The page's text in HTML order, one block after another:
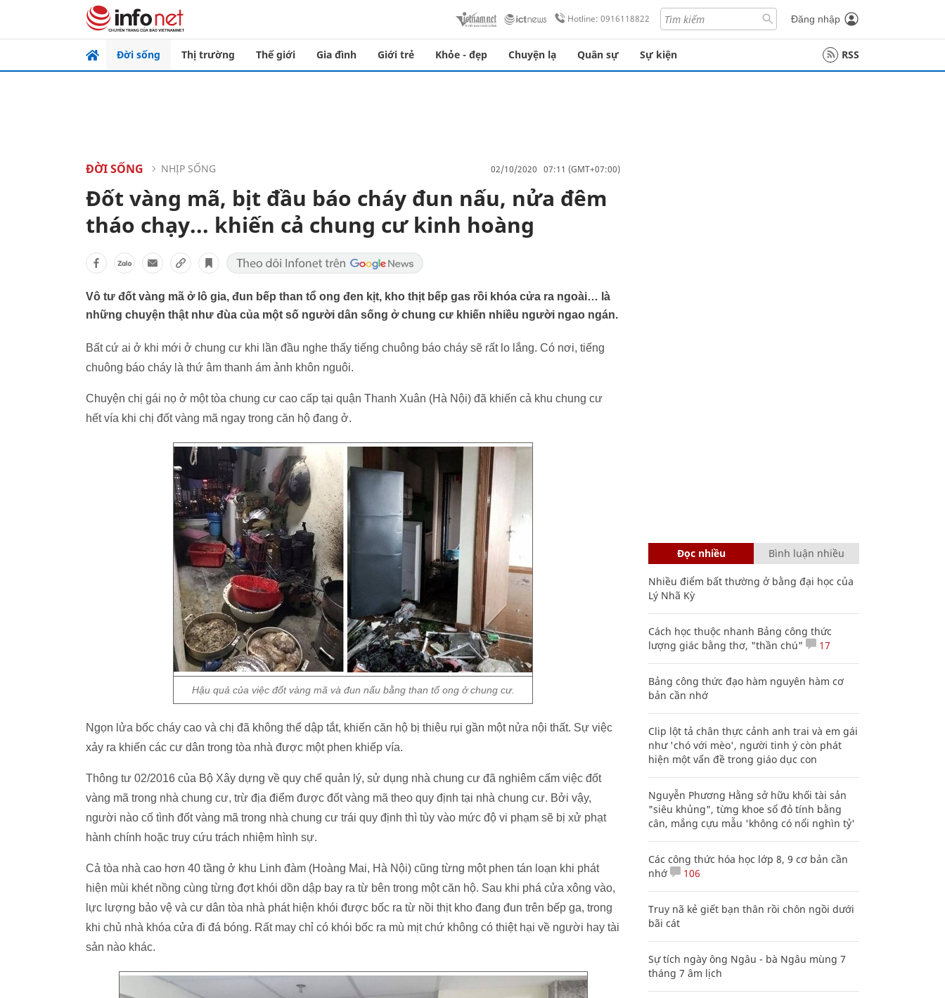
Hotline: 0916118822 Đăng nhập
Đời sống Thị trường Thế giới Gia đình Giới trẻ Khỏe - đẹp Chuyện lạ Quân sự Sự kiện RSS
ĐỜI SỐNG NHỊP SỐNG 02/10/2020 07:11 (GMT+07:00)
Đốt vàng mã, bịt đầu báo cháy đun nấu, nửa đêm
tháo chạy... khiến cả chung cư kinh hoàng
Vô tư đốt vàng mã ở lô gia, đun bếp than tổ ong đen kịt, kho thịt bếp gas rồi khóa cửa ra ngoài… là
những chuyện thật như đùa của một số người dân sống ở chung cư khiến nhiều người ngao ngán.
Bất cứ ai ở khi mới ở chung cư khi lần đầu nghe thấy tiếng chuông báo cháy sẽ rất lo lắng. Có nơi, tiếng
chuông báo cháy là thứ âm thanh ám ảnh khôn nguôi.
Chuyện chị gái nọ ở một tòa chung cư cao cấp tại quận Thanh Xuân (Hà Nội) đã khiến cả khu chung cư
hết vía khi chị đốt vàng mã ngay trong căn hộ đang ở.
Hậu quả của việc đốt vàng mã và đun nấu bằng than tổ ong ở chung cư.
Ngọn lửa bốc cháy cao và chị đã không thể dập tắt, khiến căn hộ bị thiêu rụi gần một nửa nội thất. Sự việc
xảy ra khiến các cư dân trong tòa nhà được một phen khiếp vía.
Thông tư 02/2016 của Bộ Xây dựng về quy chế quản lý, sử dụng nhà chung cư đã nghiêm cấm việc đốt
vàng mã trong nhà chung cư, trừ địa điểm được đốt vàng mã theo quy định tại nhà chung cư. Bởi vậy,
người nào cố tình đốt vàng mã trong nhà chung cư trái quy định thì tùy vào mức độ vi phạm sẽ bị xử phạt
hành chính hoặc truy cứu trách nhiệm hình sự.
Cả tòa nhà cao hơn 40 tầng ở khu Linh đàm (Hoàng Mai, Hà Nội) cũng từng một phen tán loạn khi phát
hiện mùi khét nồng cùng từng đợt khói dồn dập bay ra từ bên trong một căn hộ. Sau khi phá cửa xông vào,
lực lượng bảo vệ và cư dân tòa nhà phát hiện khói được bốc ra từ nồi thịt kho đang đun trên bếp ga, trong
khi chủ nhà khóa cửa đi đá bóng. Rất may chỉ có khói bốc ra mù mịt chứ không có thiệt hại về người hay tài
sản nào khác.
Đọc nhiều Bình luận nhiều
Nhiều điểm bất thường ở bằng đại học của
Lý Nhã Kỳ
Cách học thuộc nhanh Bảng công thức
lượng giác bằng thơ, "thần chú"
17
Bảng công thức đạo hàm nguyên hàm cơ
bản cần nhớ
Clip lột tả chân thực cảnh anh trai và em gái
như 'chó với mèo', người tinh ý còn phát
hiện một vấn đề trong giáo dục con
Nguyễn Phương Hằng sở hữu khối tài sản
"siêu khủng", từng khoe sổ đỏ tính bằng
cân, mắng cựu mẫu 'không có nổi nghìn tỷ'
Các công thức hóa học lớp 8, 9 cơ bản cần
nhớ
106
Truy nã kẻ giết bạn thân rồi chôn ngồi dưới
bãi cát
Sự tích ngày ông Ngâu - bà Ngâu mùng 7
tháng 7 âm lịch